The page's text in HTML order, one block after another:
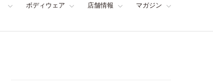
ボディウェア 店舗情報 マガジン